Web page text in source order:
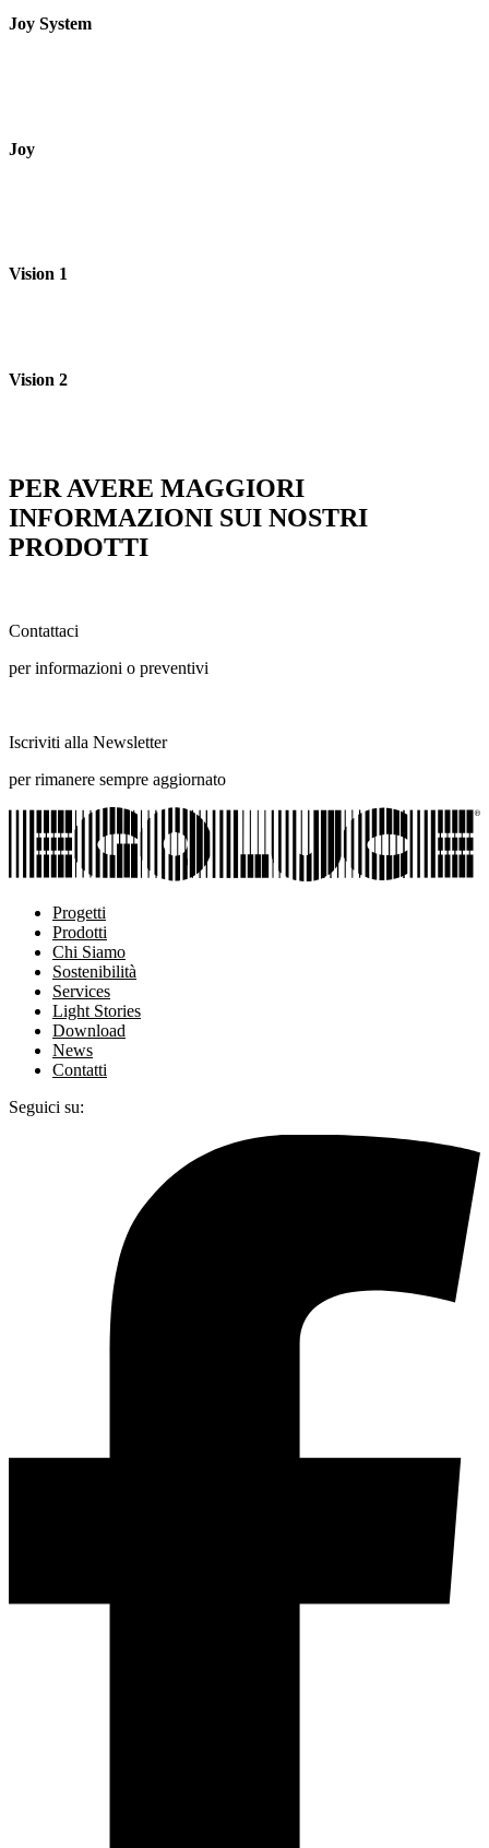
Joy System
Joy
Vision 1
Vision 2
PER AVERE MAGGIORI
INFORMAZIONI SUI NOSTRI
PRODOTTI
Contattaci
per informazioni o preventivi
Iscriviti alla Newsletter
per rimanere sempre aggiornato
Progetti
Prodotti
Chi Siamo
Sostenibilità
Services
Light Stories
Download
News
Contatti
Seguici su: